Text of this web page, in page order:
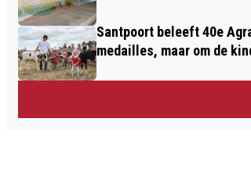
Santpoort beleeft 40e
medailles, maar om de